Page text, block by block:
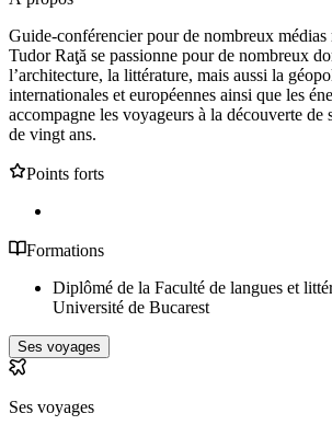
Guide-conférencier pour de nombreux
Tudor Raţă se passionne pour de nombreux
l’architecture, la littérature, mais aussi la
internationales et européennes ainsi que les
accompagne les voyageurs à la découverte de
de vingt ans.
Points forts
Formations
Diplômé de la Faculté de langues et
Université de Bucarest
Ses voyages
Ses voyages